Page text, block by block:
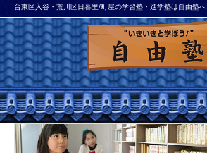
台東区入谷・荒川区日暮里/町屋の学習塾・進学塾は自由塾へ